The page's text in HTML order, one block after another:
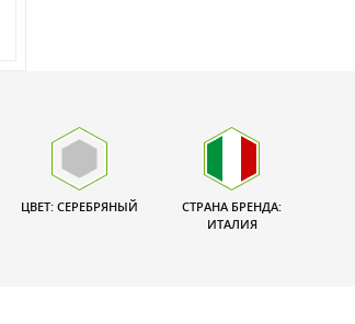
ЦВЕТ: СЕРЕБРЯНЫЙ
СТРАНА БРЕНДА:
ИТАЛИЯ